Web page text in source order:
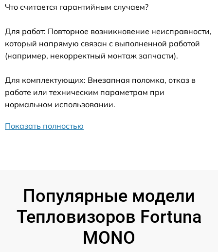
Что считается гарантийным случаем?
Для работ: Повторное возникновение неисправности,
который напрямую связан с выполненной работой
(например, некорректный монтаж запчасти).
Для комплектующих: Внезапная поломка, отказ в
работе или техническим параметрам при
нормальном использовании.
Показать полностью
Популярные модели
Тепловизоров Fortuna
MONO